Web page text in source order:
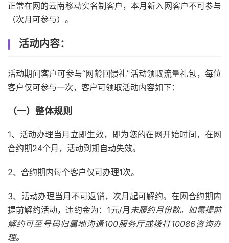
正常在网的云南移动实名制客户，本月新入网客户不可参与
（次月可参与）。
活动内容：
活动期间客户可参与“网龄回馈礼”活动领取流量礼包，每位
客户仅可参与一次，客户可领取活动内容如下：
（一）整体规则
1、活动办理当月立即生效，即为您的在网开始时间，在网
合约期24个月，活动到期自动失效。
2、合约期内每个客户仅可办理1次。
3、活动办理当月不可返销，次月起可解约。在网合约期内
提前解约活动，违约金为：1元/月 未履约月份数。如需提前
解约可至号码归属地沟通100服务厅或拨打10086咨询办
理。